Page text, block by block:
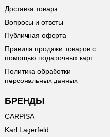
Доставка товара
Вопросы и ответы
Публичная оферта
Правила продажи товаров с
помощью подарочных карт
Политика обработки
персональных данных
БРЕНДЫ
CARPISA
Karl Lagerfeld